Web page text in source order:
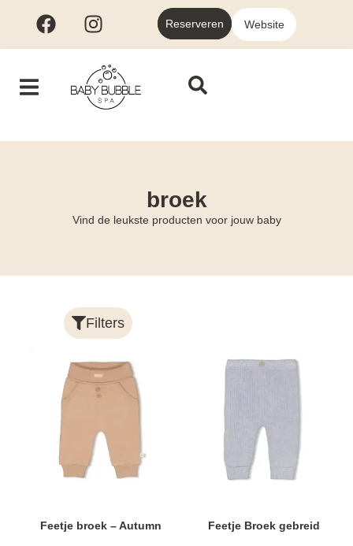
Reserveren Website
broek
Vind de leukste producten voor jouw baby
Filters
Feetje broek – Autumn Feetje Broek gebreid